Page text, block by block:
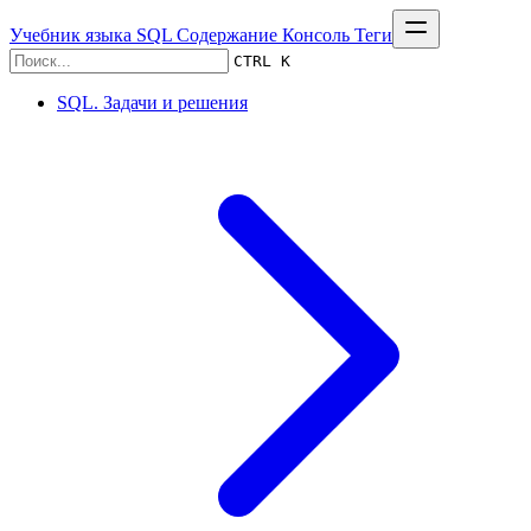
Учебник языка SQL Содержание Консоль Теги
CTRL K
SQL. Задачи и решения